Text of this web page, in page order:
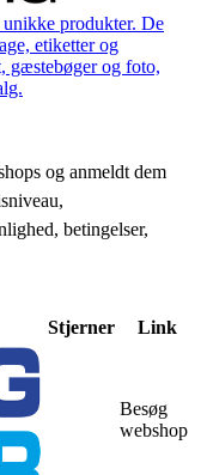
produkter. De
etiketter og
gæstebøger og foto,
og anmeldt dem
betingelser,
Stjerner Link
Besøg
webshop